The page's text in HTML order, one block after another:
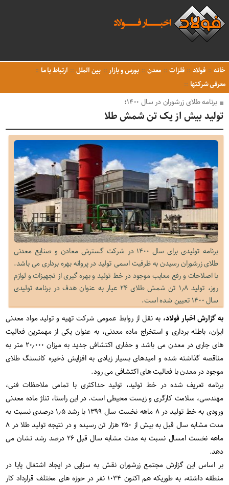
خانه فولاد فلزات معدن بورس و بازار بین الملل
ارتباط با ما
معرفی شرکتها
برنامه‌ طلاى زرشوران در سال ۱۴۰۰؛
تولید بیش از یک تن شمش طلا
برنامه تولیدی برای سال ۱۴۰۰ در شرکت گسترش معادن و صنایع معدنی
طلای زرشوران رسیدن به ظرفیت اسمی تولید در پروانه بهره برداری می باشد.
با اصلاحات و رفع معایب موجود در خط تولید و بهره گیری از تجهیزات و لوازم
روز، تولید ۱٫۸ تن شمش طلای ۲۴ عیار به عنوان هدف در برنامه تولیدی
سال ۱۴۰۰ تعیین شده است.
به گزارش اخبار فولاد، به نقل از روابط عمومی شرکت تهیه و تولید مواد معدنی
ایران، باطله برداری و استخراج ماده معدنی، به عنوان یکی از مهمترین فعالیت
های جاری در معدن می باشد و حفاری اکتشافی جدید به میزان ۲۰٫۰۰۰ متر به
مناقصه گذاشته شده و امیدهای بسیار زیادی به افزایش ذخیره کانسنگ طلای
موجود در معدن با فعالیت های اکتشافی می رود.
برنامه تعریف شده در خط تولید، تولید حداکثری با تمامی ملاحظات فنی،
مهندسی، سلامت کارگری و زیست محیطی است. در این راستا، تناژ ماده معدنی
ورودی به خط تولید در ۸ ماهه نخست سال ۱۳۹۹ با رشد ۱٫۵ درصدی نسبت به
مدت مشابه سال قبل به بیش از ۲۵۰ هزار تن رسیده و در نتیجه تولید طلا در ۸
ماهه نخست امسال نسبت به مدت مشابه سال قبل ۲۶ درصد رشد نشان می
دهد.
بر اساس این گزارش مجتمع زرشوران نقش به سزایی در ایجاد اشتغال پایا در
منطقه داشته، به طوریکه هم اکنون ۱۰۳۴ نفر در حوزه های مختلف قرارداد کار